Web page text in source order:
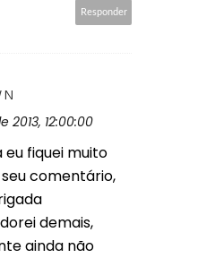
Responder
2013, 12:00:00
eu fiquei muito
comentário,
demais,
ainda não